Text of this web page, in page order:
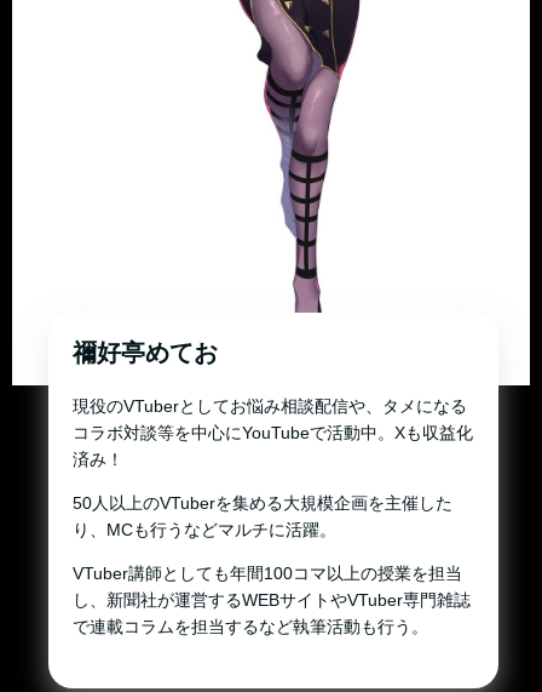
禰好亭めてお
現役のVTuberとしてお悩み相談配信や、タメになる
コラボ対談等を中心にYouTubeで活動中。Xも収益化
済み！
50人以上のVTuberを集める大規模企画を主催した
り、MCも行うなどマルチに活躍。
VTuber講師としても年間100コマ以上の授業を担当
し、新聞社が運営するWEBサイトやVTuber専門雑誌
で連載コラムを担当するなど執筆活動も行う。